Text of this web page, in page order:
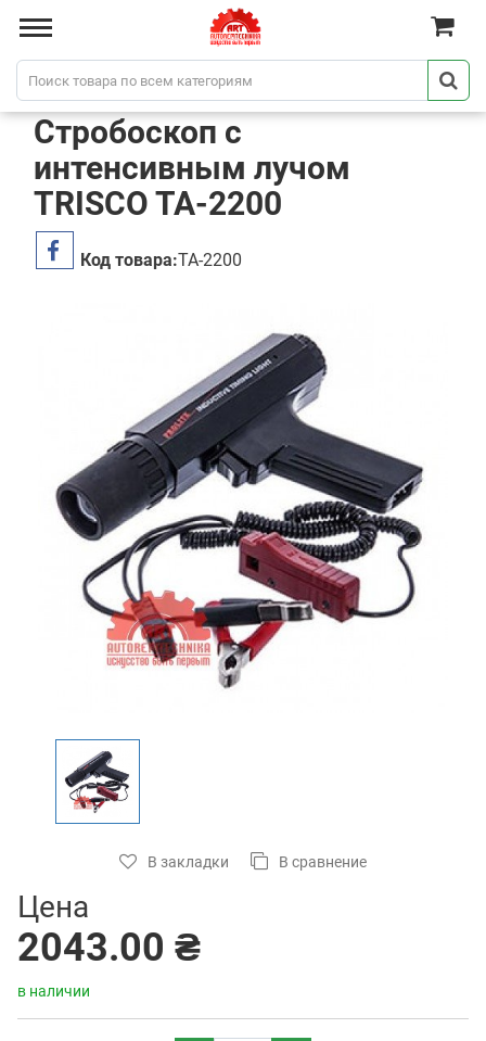
Стробоскоп с
интенсивным лучом
TRISCO TA-2200
Код товара:TA-2200
В закладки В сравнение
Цена
2043.00 ₴
в наличии